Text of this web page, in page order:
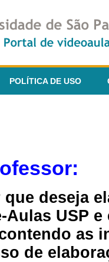
POLÍTICA DE USO
deseja
USP
as
de